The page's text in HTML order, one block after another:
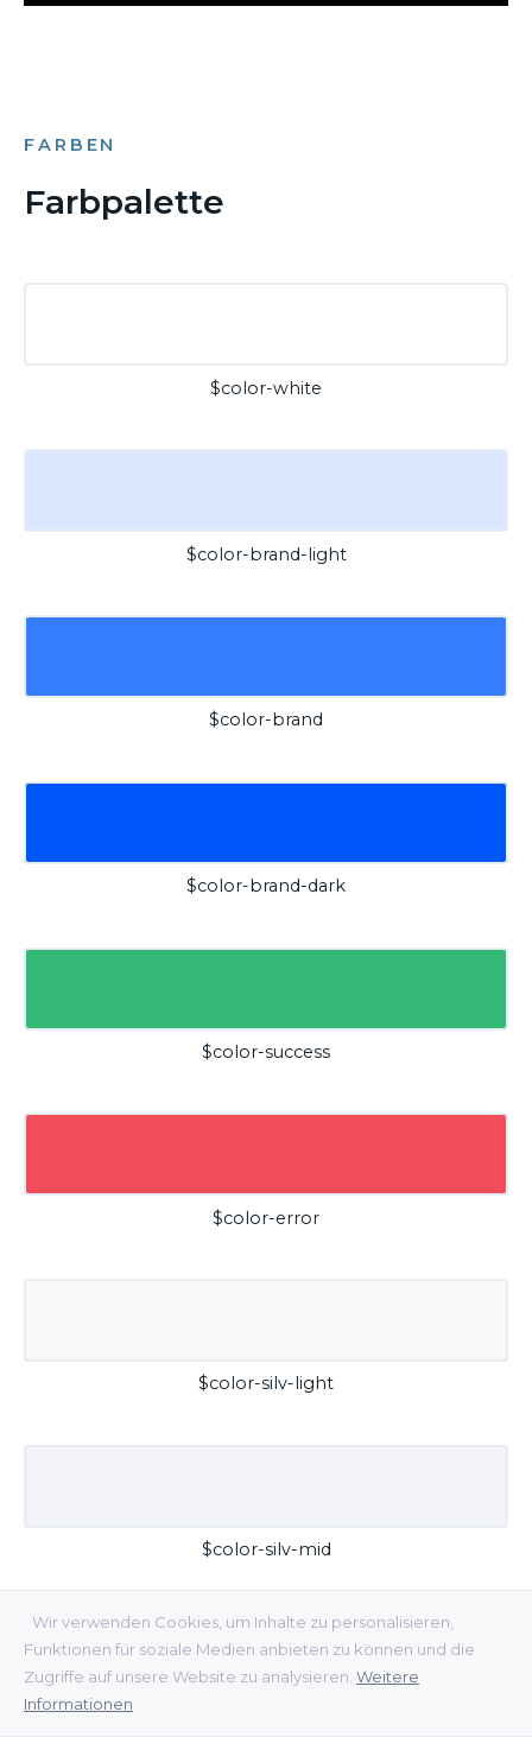
Wir verwenden Cookies, um Inhalte zu personalisieren,
Funktionen für soziale Medien anbieten zu können und die
Zugriffe auf unsere Website zu analysieren. Weitere
Informationen
FARBEN
Farbpalette
$color-white
$color-brand-light
$color-brand
$color-brand-dark
$color-success
$color-error
$color-silv-light
$color-silv-mid